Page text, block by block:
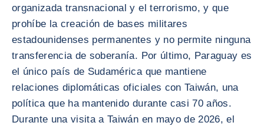
organizada transnacional y el terrorismo, y que
prohíbe la creación de bases militares
estadounidenses permanentes y no permite ninguna
transferencia de soberanía. Por último, Paraguay es
el único país de Sudamérica que mantiene
relaciones diplomáticas oficiales con Taiwán, una
política que ha mantenido durante casi 70 años.
Durante una visita a Taiwán en mayo de 2026, el